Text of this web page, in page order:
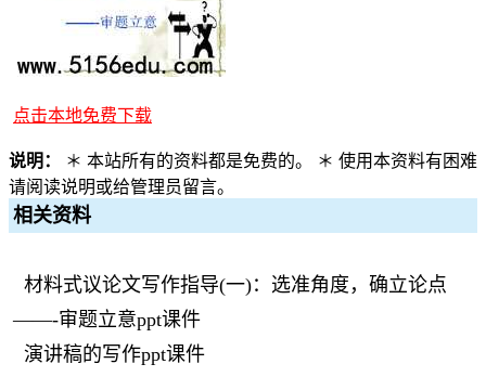
点击本地免费下载
说明：
＊ 本站所有的资料都是免费的。 ＊ 使用本资料有困难
请阅读说明或给管理员留言。
相关资料
材料式议论文写作指导(一)：选准角度，确立论点
——-审题立意ppt课件
演讲稿的写作ppt课件